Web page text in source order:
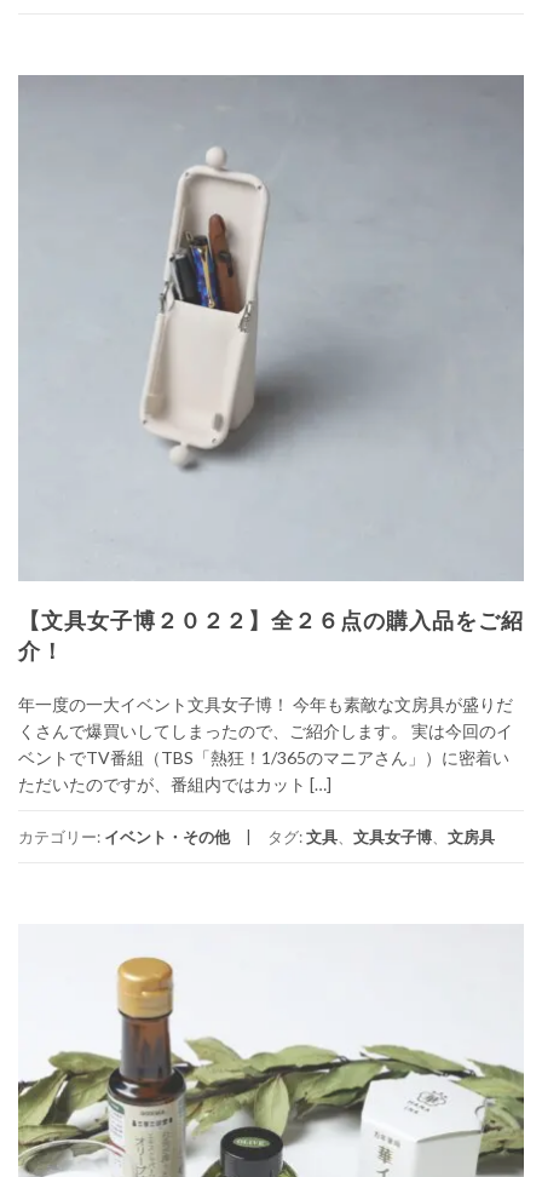
【文具女子博２０２２】全２６点の購入品をご紹
介！
年一度の一大イベント文具女子博！ 今年も素敵な文房具が盛りだ
くさんで爆買いしてしまったので、ご紹介します。 実は今回のイ
ベントでTV番組（TBS「熱狂！1/365のマニアさん」）に密着い
ただいたのですが、番組内ではカット […]
カテゴリー: イベント・その他 タグ:文具、 文具女子博、 文房具